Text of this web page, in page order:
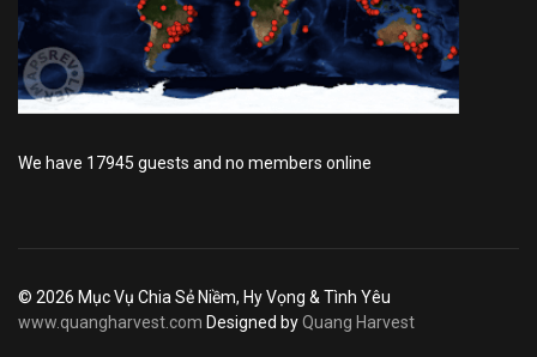
We have 17945 guests and no members online
© 2026 Mục Vụ Chia Sẻ Niềm, Hy Vọng & Tình Yêu
www.quangharvest.com Designed byQuang Harvest